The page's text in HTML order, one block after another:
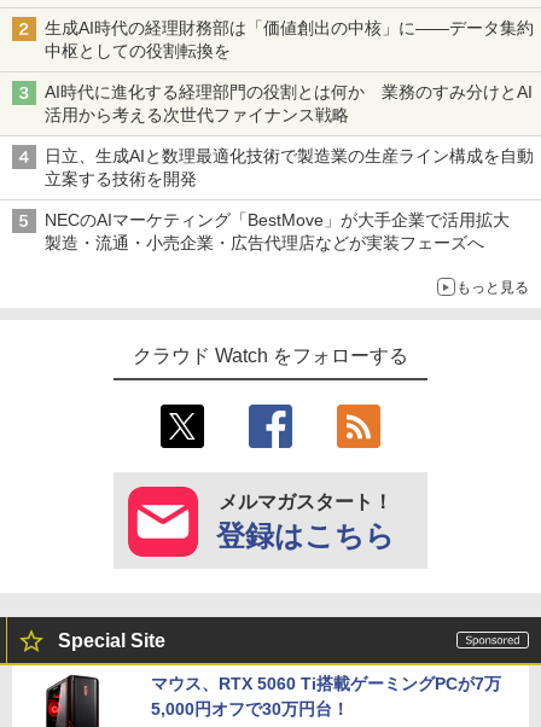
生成AI時代の経理財務部は「価値創出の中核」に――データ集約
中枢としての役割転換を
AI時代に進化する経理部門の役割とは何か 業務のすみ分けとAI
活用から考える次世代ファイナンス戦略
日立、生成AIと数理最適化技術で製造業の生産ライン構成を自動
立案する技術を開発
NECのAIマーケティング「BestMove」が大手企業で活用拡大
製造・流通・小売企業・広告代理店などが実装フェーズへ
もっと見る
クラウド Watch をフォローする
メルマガスタート！
登録はこちら
Special Site
マウス、RTX 5060 Ti搭載ゲーミングPCが7万
5,000円オフで30万円台！